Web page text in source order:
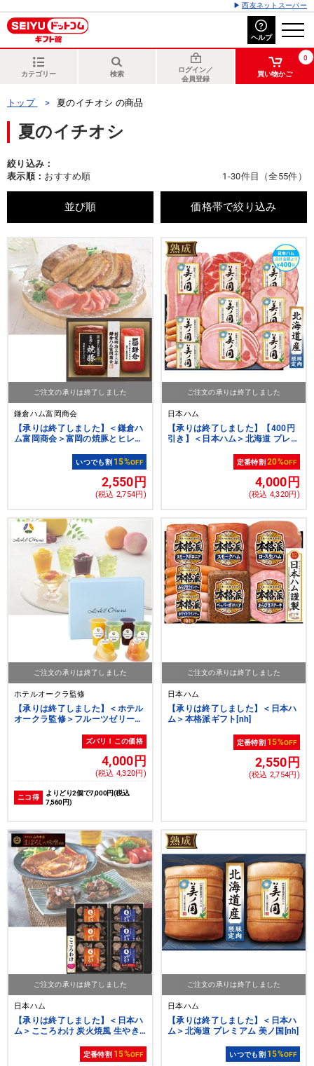
西友ネットスーパー
ヘルプ
カテゴリー 検索
ログイン／
会員登録
0
買い物かご
トップ 夏のイチオシ の商品
夏のイチオシ
絞り込み：
表示順： おすすめ順 1-30件目（全55件）
並び順 価格帯で絞り込み
ご注文の承りは終了しました
鎌倉ハム富岡商会
【承りは終了しました】＜鎌倉ハ
ム富岡商会＞富岡の焼豚とヒレ生
いつでも割 15%OFF
2,550円
(税込 2,754円)
ご注文の承りは終了しました
日本ハム
【承りは終了しました】【400円
引き】＜日本ハム＞北海道 プレミ
定番特割20%OFF
4,000円
(税込 4,320円)
ご注文の承りは終了しました
ホテルオークラ監修
【承りは終了しました】＜ホテル
オークラ監修＞フルーツゼリーセ
ズバリ！この価格
4,000円
(税込 4,320円)
ニコ得
よりどり2個で7,000円(税込
7,560円)
ご注文の承りは終了しました
日本ハム
【承りは終了しました】＜日本ハ
ム＞本格派ギフト[nh]
定番特割 15%OFF
2,550円
(税込 2,754円)
ご注文の承りは終了しました
日本ハム
【承りは終了しました】＜日本ハ
ム＞こころわけ 炭火焼風 生やき
定番特割 15%OFF
ご注文の承りは終了しました
日本ハム
【承りは終了しました】＜日本ハ
ム＞北海道 プレミアム 美ノ国[nh]
いつでも割 15%OFF